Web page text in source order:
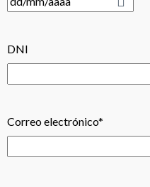
DNI
Correo electrónico*